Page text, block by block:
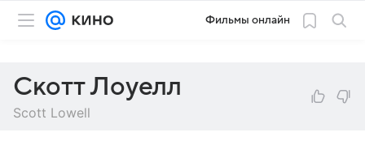
Фильмы онлайн
Скотт Лоуелл
Scott Lowell